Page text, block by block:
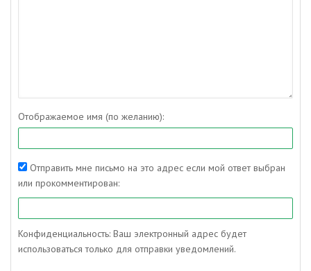
Отображаемое имя (по желанию):
Отправить мне письмо на это адрес если мой ответ выбран
или прокомментирован:
Конфиденциальность: Ваш электронный адрес будет
использоваться только для отправки уведомлений.